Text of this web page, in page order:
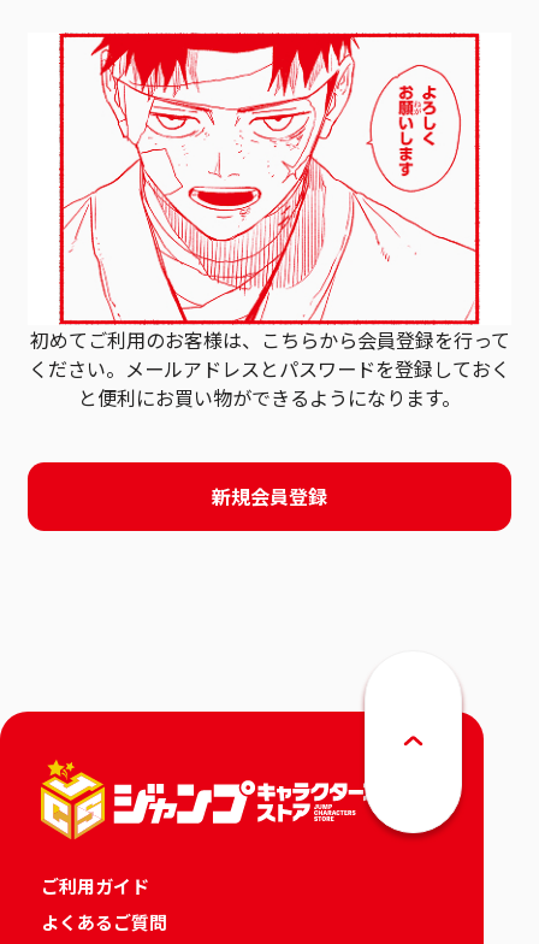
初めてご利用のお客様は、こちらから会員登録を行って
ください。 メールアドレスとパスワードを登録しておく
と便利にお買い物ができるようになります。
新規会員登録
ご利用ガイド
よくあるご質問